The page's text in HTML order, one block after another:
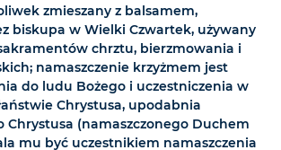
zmieszany z balsamem,
biskupa w Wielki Czwartek, używany
chrztu, bierzmowania i
namaszczenie krzyżmem jest
do ludu Bożego i uczestniczenia w
Chrystusa, upodabnia
Chrystusa (namaszczonego Duchem
mu być uczestnikiem namaszczenia